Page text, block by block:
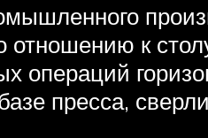
отношению к
операций
пресса,